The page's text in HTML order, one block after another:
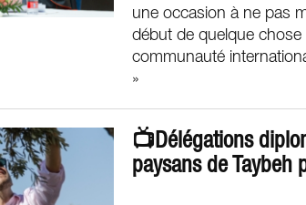
une occasion à ne pas
début de quelque
communauté
»
📺Délégations
paysans de Taybeh